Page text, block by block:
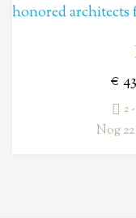
€
2
Nog